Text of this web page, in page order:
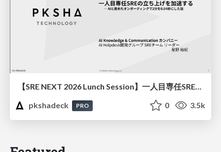
【SRE NEXT 2026 Lunch Session】一人目専任SREの立ち上げを加速する ― AIと進めたオンボーディングで2分を0.04秒にした話
pkshadeck
PRO 0 3.5k